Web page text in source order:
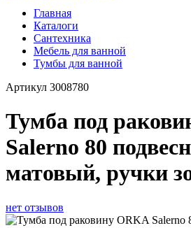
Главная
Каталоги
Сантехника
Мебель для ванной
Тумбы для ванной
Артикул 3008780
Тумба под
Salerno 80
матовый, ручки
нет отзывов